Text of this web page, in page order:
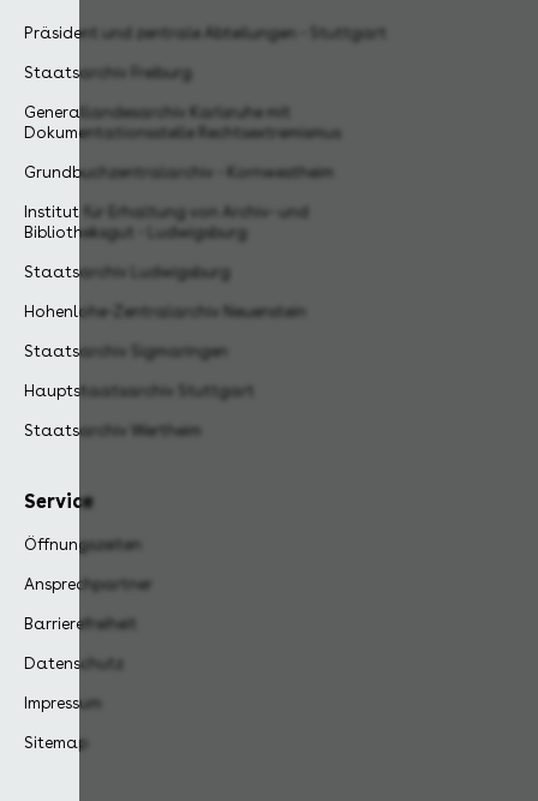
Präsident und zentrale Abteilungen - Stuttgart
Staatsarchiv Freiburg
Generallandesarchiv Karlsruhe mit
Dokumentationsstelle Rechtsextremismus
Grundbuchzentralarchiv - Kornwestheim
Institut für Erhaltung von Archiv- und
Bibliotheksgut - Ludwigsburg
Staatsarchiv Ludwigsburg
Hohenlohe-Zentralarchiv Neuenstein
Staatsarchiv Sigmaringen
Hauptstaatsarchiv Stuttgart
Staatsarchiv Wertheim
Service
Öffnungszeiten
Ansprechpartner
Barrierefreiheit
Datenschutz
Impressum
Sitemap